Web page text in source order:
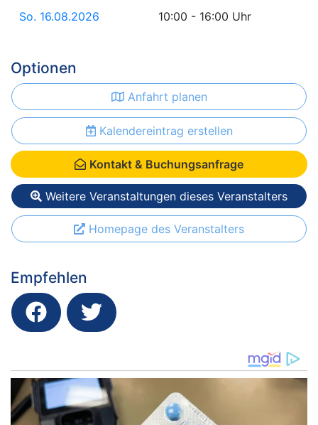
So. 16.08.2026 10:00 - 16:00 Uhr
Optionen
Anfahrt planen
Kalendereintrag erstellen
Kontakt & Buchungsanfrage
Weitere Veranstaltungen dieses Veranstalters
Homepage des Veranstalters
Empfehlen